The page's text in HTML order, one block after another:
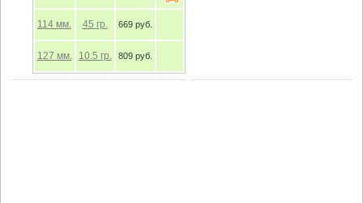
114мм. 45 гр. 669 руб.
127 мм. 10.5 гр. 809 руб.